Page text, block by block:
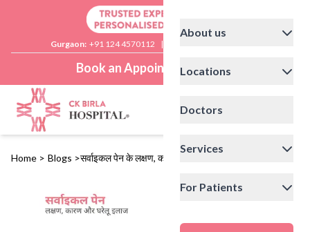
Gurgaon: +91 124 4570112 |
Book an Appointment
About us
Locations
Doctors
Services
For Patients
Home > Blogs >सर्वाइकल पेन के लक्षण, कारण और घरेलू इलाज